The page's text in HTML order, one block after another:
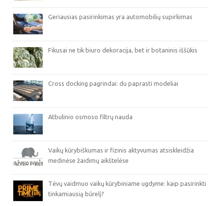
Geriausias pasirinkimas yra automobilių supirkimas
Fikusai ne tik biuro dekoracija, bet ir botaninis iššūkis
Cross docking pagrindai: du paprasti modeliai
Atbulinio osmoso filtrų nauda
Vaikų kūrybiškumas ir fizinis aktyvumas atsiskleidžia
medinėse žaidimų aikštelėse
Tėvų vaidmuo vaikų kūrybiniame ugdyme: kaip pasirinkti
tinkamiausią būrelį?